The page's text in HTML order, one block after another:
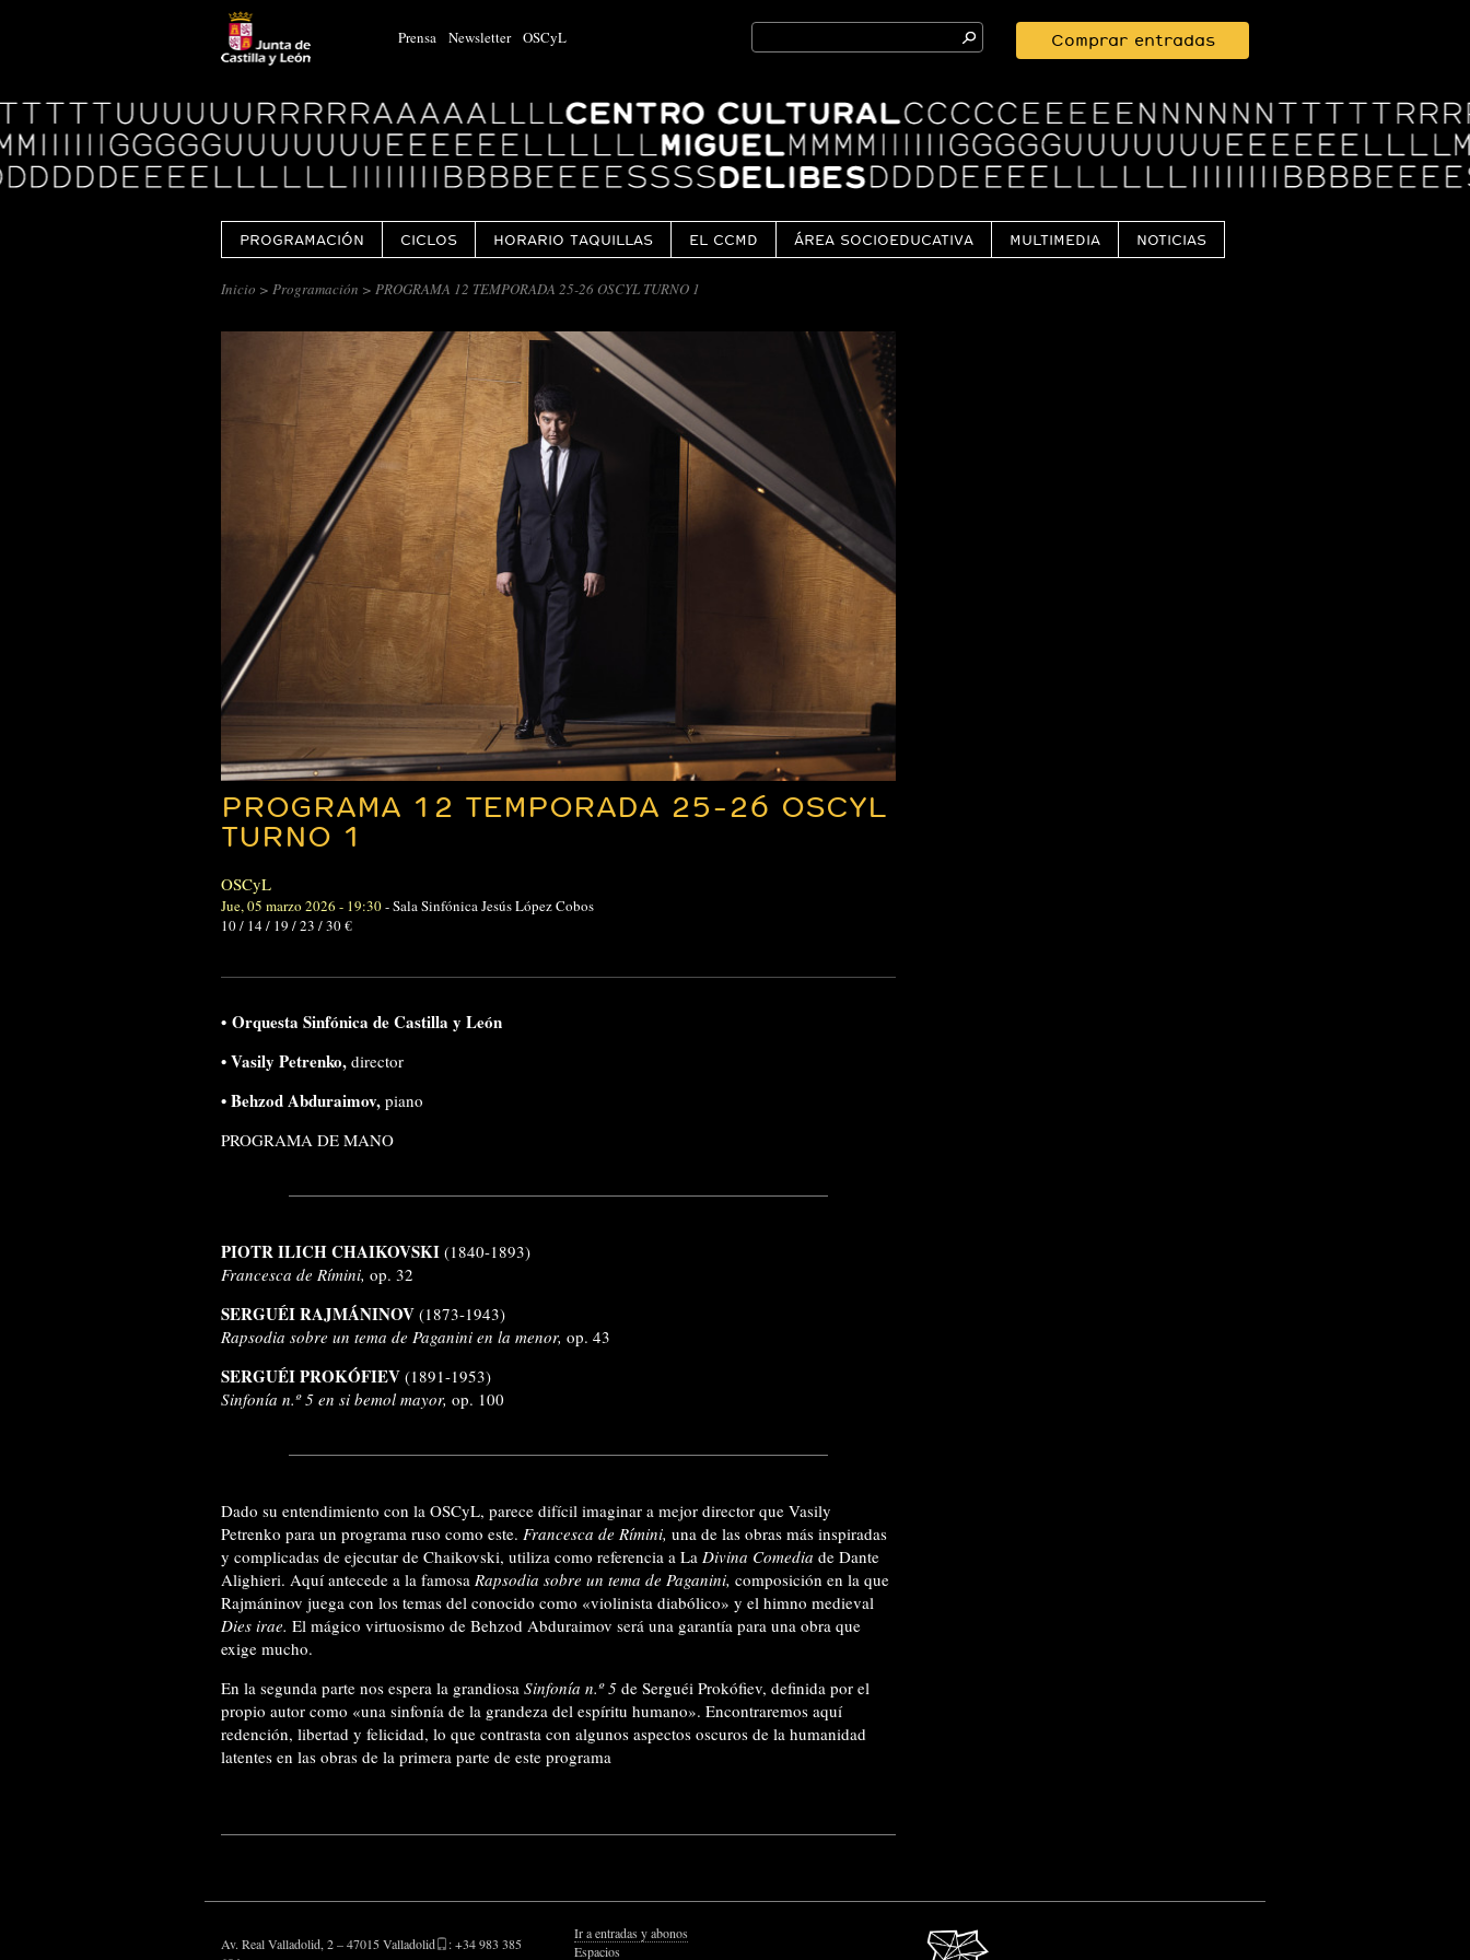
Prensa Newsletter OSCyL
Search
for:
Comprar entradas
Logo
Centro
Cultural
Miguel
Delibes
PROGRAMACIÓN CICLOS HORARIO TAQUILLAS EL CCMD ÁREA SOCIOEDUCATIVA MULTIMEDIA NOTICIAS
Inicio > Programación > PROGRAMA 12 TEMPORADA 25-26 OSCYL TURNO 1
PROGRAMA 12 TEMPORADA 25-26 OSCYL
TURNO 1
OSCyL
Jue, 05 marzo 2026 - 19:30-Sala Sinfónica Jesús López Cobos
10 / 14 / 19 / 23 / 30 €
• Orquesta Sinfónica de Castilla y León
• Vasily Petrenko, director
• Behzod Abduraimov, piano
PROGRAMA DE MANO
PIOTR ILICH CHAIKOVSKI (1840-1893)
Francesca de Rímini, op. 32
SERGUÉI RAJMÁNINOV (1873-1943)
Rapsodia sobre un tema de Paganini en la menor, op. 43
SERGUÉI PROKÓFIEV (1891-1953)
Sinfonía n.º 5 en si bemol mayor, op. 100
Dado su entendimiento con la OSCyL, parece difícil imaginar a mejor director que Vasily
Petrenko para un programa ruso como este. Francesca de Rímini, una de las obras más inspiradas
y complicadas de ejecutar de Chaikovski, utiliza como referencia a La Divina Comedia de Dante
Alighieri. Aquí antecede a la famosa Rapsodia sobre un tema de Paganini, composición en la que
Rajmáninov juega con los temas del conocido como «violinista diabólico» y el himno medieval
Dies irae. El mágico virtuosismo de Behzod Abduraimov será una garantía para una obra que
exige mucho.
En la segunda parte nos espera la grandiosa Sinfonía n.º 5 de Serguéi Prokófiev, definida por el
propio autor como «una sinfonía de la grandeza del espíritu humano». Encontraremos aquí
redención, libertad y felicidad, lo que contrasta con algunos aspectos oscuros de la humanidad
latentes en las obras de la primera parte de este programa
Av. Real Valladolid, 2 – 47015 Valladolid
: +34 983 385
Ir a entradas y abonos
Espacios